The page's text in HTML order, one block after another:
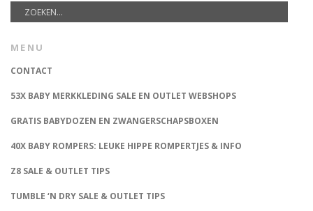
MENU
CONTACT
53X BABY MERKKLEDING SALE EN OUTLET WEBSHOPS
GRATIS BABYDOZEN EN ZWANGERSCHAPSBOXEN
40X BABY ROMPERS: LEUKE HIPPE ROMPERTJES & INFO
Z8 SALE & OUTLET TIPS
TUMBLE ‘N DRY SALE & OUTLET TIPS